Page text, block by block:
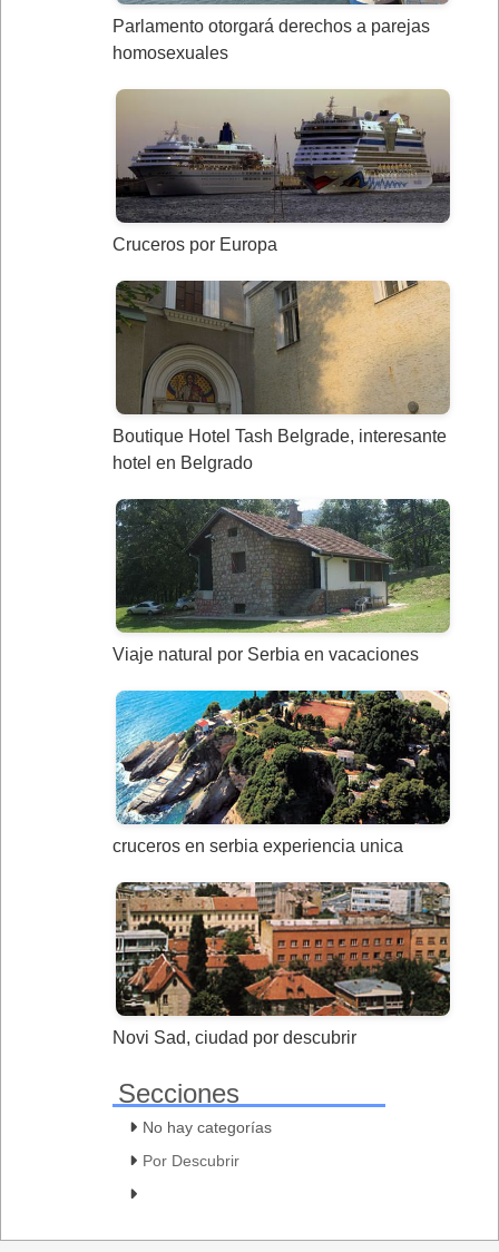
Parlamento otorgará derechos a parejas
homosexuales
Cruceros por Europa
Boutique Hotel Tash Belgrade, interesante
hotel en Belgrado
Viaje natural por Serbia en vacaciones
cruceros en serbia experiencia unica
Novi Sad, ciudad por descubrir
Secciones
No hay categorías
Por Descubrir